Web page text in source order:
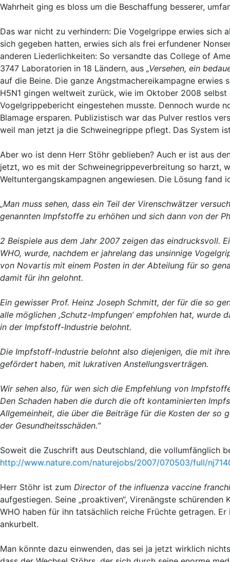
Wahrheit ging es bloss um die Beschaffung besserer,
Das war nicht zu verhindern: Die Vogelgrippe erwies sich
sich gegeben hatten, erwies sich als frei erfundener
anderen Liederlichkeiten: So versandte das College of
3747 Laboratorien in 18 Ländern, aus „Versehen, ein
auf die Beine. Die ganze Angstmachereikampagne
H5N1 gingen weltweit zurück, wie im Oktober 2008
Vogelgrippebericht eingestehen musste. Dennoch wurde
Blamage ersparen. Publizistisch war das Pulver restlos
weil man jetzt ja die Schweinegrippe pflegt. Das System
Aber wo ist denn Herr Stöhr geblieben? Auch er ist aus
jetzt, wo es mit der Schweinegrippeverbreitung so harzt,
Weltuntergangskampagnen angewiesen. Die Lösung fand
„Man muss sehen, dass ein Teil der Virenschwätzer
genannten Impfstoffe zu erhöhen und sich dann von der
2 Beispiele aus dem Jahr 2007 zeigen das eindrucksvoll.
WHO, wurde, nachdem er jahrelang das unsinnige
von Novartis mit einem Posten in der Abteilung für so
damit für ihn gelohnt.
Ein gewisser Prof. Heinz Joseph Schmitt, der für die so
alle möglichen ,Schutz-Impfungen’ empfohlen hat,
in der Impfstoff-Industrie belohnt.
Die Impfstoff-Industrie belohnt also diejenigen, die mit
gefördert haben, mit lukrativen Anstellungsverträgen.
Wir sehen also, für wen sich die Empfehlung von
Den Schaden haben die durch die oft kontaminierten
Allgemeinheit, die über die Beiträge für die Kosten der so
der Gesundheitsschäden.“
Soweit die Zuschrift aus Deutschland, die vollumfänglich
http://www.nature.com/naturejobs/2007/070503/full/
Herr Stöhr ist zum Director of the influenza vaccine
aufgestiegen. Seine „proaktiven“, Virenängste
WHO haben für ihn tatsächlich reiche Früchte getragen.
ankurbelt.
Man könnte dazu einwenden, das sei ja jetzt wirklich